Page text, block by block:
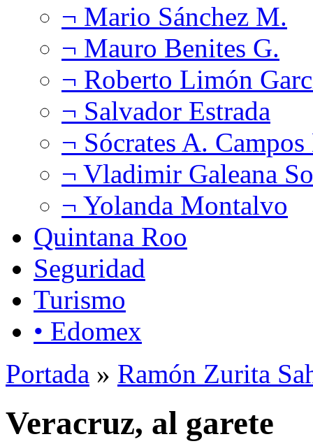
¬ Mario Sánchez M.
¬ Mauro Benites G.
¬ Roberto Limón
¬ Salvador Estrada
¬ Sócrates A.
¬ Vladimir Galeana
¬ Yolanda Montalvo
Quintana Roo
Seguridad
Turismo
• Edomex
Portada » Ramón Zurita
Veracruz, al garete